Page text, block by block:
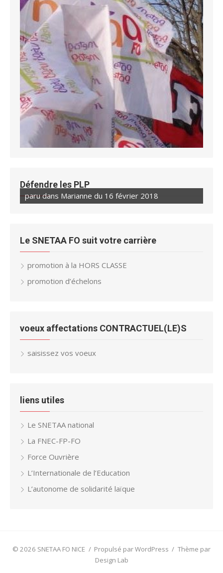
Défendre les PLP
paru dans Marianne du 16 février 2018
paru dans Marianne du 23 février 2018
Le SNETAA FO suit votre carrière
promotion à la HORS CLASSE
promotion d’échelons
voeux affectations CONTRACTUEL(LE)S
saisissez vos voeux
liens utiles
Le SNETAA national
La FNEC-FP-FO
Force Ouvrière
L’Internationale de l’Education
L’autonome de solidarité laïque
© 2026 SNETAA FO NICE / Propulsé par WordPress / Thème par
Design Lab